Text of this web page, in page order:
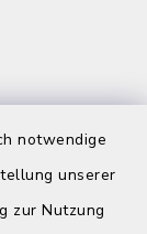
notwendige
unserer
zur Nutzung